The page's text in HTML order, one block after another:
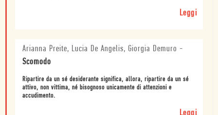
Leggi
Arianna Preite, Lucia De Angelis, Giorgia Demuro -
Scomodo
Ripartire da un sé desiderante significa, allora, ripartire da un sé
attivo, non vittima, né bisognoso unicamente di attenzioni e
accudimento.